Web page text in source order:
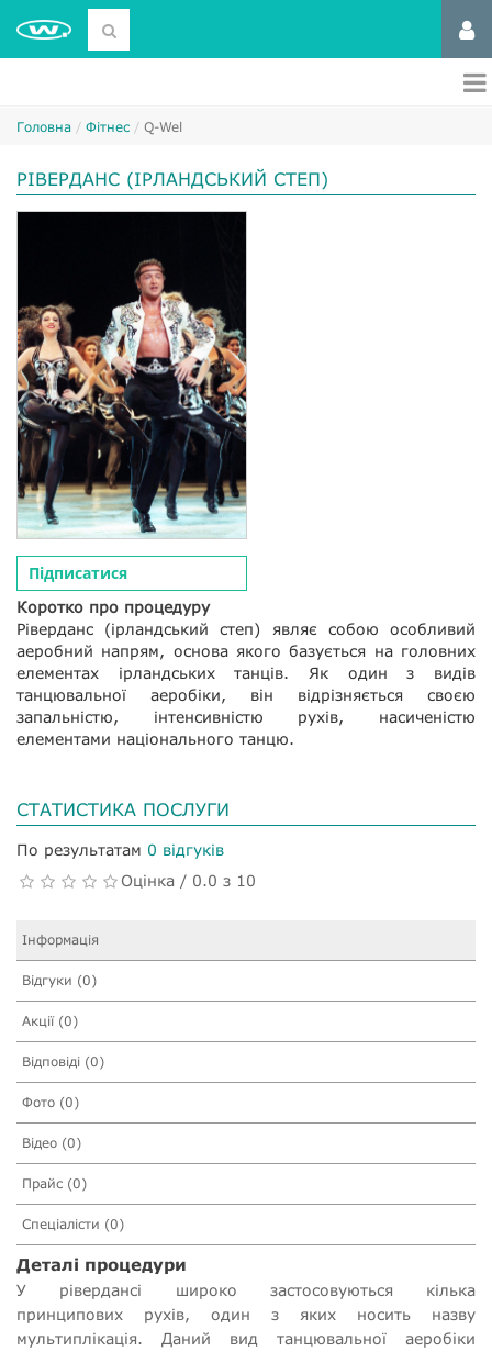
Головна Фітнес Q-Wel
РІВЕРДАНС (ІРЛАНДСЬКИЙ СТЕП)
Підписатися
Коротко про процедуру
Ріверданс (ірландський степ) являє собою особливий
аеробний напрям, основа якого базується на головних
елементах ірландських танців. Як один з видів
танцювальної аеробіки, він відрізняється своєю
запальністю, інтенсивністю рухів, насиченістю
елементами національного танцю.
СТАТИСТИКА ПОСЛУГИ
По результатам 0 відгуків
Оцінка / 0.0 з 10
Інформація
Відгуки (0)
Акції (0)
Відповіді (0)
Фото (0)
Відео (0)
Прайс (0)
Спеціалісти (0)
Деталі процедури
У рівердансі широко застосовуються кілька
принципових рухів, один з яких носить назву
мультиплікація. Даний вид танцювальної аеробіки